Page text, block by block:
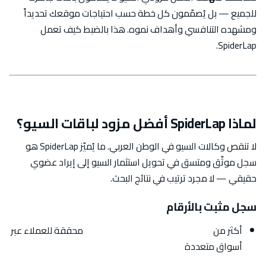
للجميع — بل يُصمّمون كل خطة حسب احتياجات موقعك تحديداً
ومشهده التنافسي وأهداف نموه. هذا بالضبط كيف تعمل
SpiderLap.
لماذا SpiderLap أفضل مزود لباقات السيو؟
لا تنقص وكالات السيو في الوطن العربي. ما يُميّز SpiderLap هو
سجل موثّق ومتسق في تحويل استثمار السيو إلى إيراد عضوي
حقيقي — لا مجرد ترتيب في نتائج البحث.
سجل مثبت بالأرقام
أكثر من
محققة للعملاء عبر
أسواق متعددة